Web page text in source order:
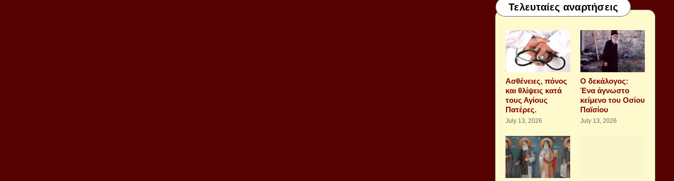
Τελευταίες αναρτήσεις
Aσθένειες, πόνος
και θλίψεις κατά
τους Αγίους
Πατέρες.
July 13, 2026
Ο δεκάλογος:
Ένα άγνωστο
κείμενο του Οσίου
Παϊσίου
July 13, 2026